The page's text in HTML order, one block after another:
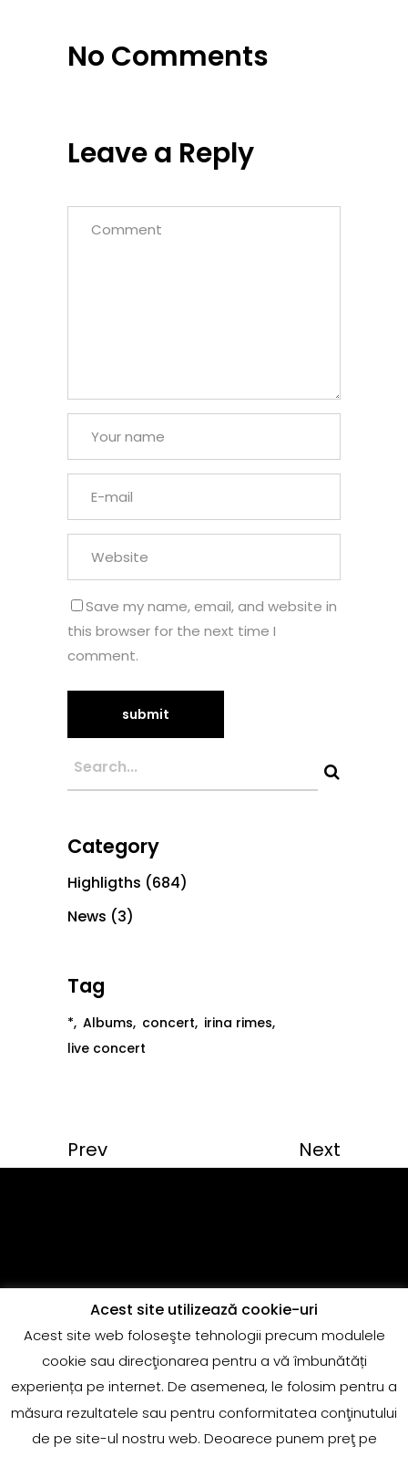
No Comments
Leave a Reply
Save my name, email, and website in
this browser for the next time I
comment.
Category
Highligths (684)
News (3)
Tag
* Albums concert irina rimes
live concert
Prev Next
Copyright @Quantum Music
adrian.marin@globalrecords.com
Acest site utilizează cookie-uri
Acest site web foloseşte tehnologii precum modulele
cookie sau direcţionarea pentru a vă îmbunătăți
experiența pe internet. De asemenea, le folosim pentru a
măsura rezultatele sau pentru conformitatea conţinutului
de pe site-ul nostru web. Deoarece punem preţ pe